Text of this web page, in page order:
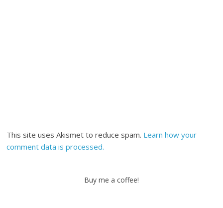
This site uses Akismet to reduce spam. Learn how your
comment data is processed.
Buy me a coffee!